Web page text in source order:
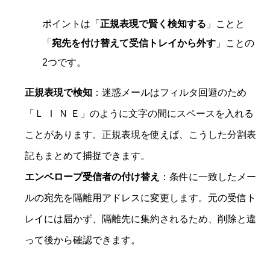
ポイントは「 正規表現で賢く検知する 」ことと
「 宛先を付け替えて受信トレイから外す 」ことの
2つです。
正規表現で検知：迷惑メールはフィルタ回避のため
「Ｌ Ｉ Ｎ Ｅ」のように文字の間にスペースを入れる
ことがあります。正規表現を使えば、こうした分割表
記もまとめて捕捉できます。
エンベロープ受信者の付け替え ：条件に一致したメー
ルの宛先を隔離用アドレスに変更します。元の受信ト
レイには届かず、隔離先に集約されるため、削除と違
って後から確認できます。